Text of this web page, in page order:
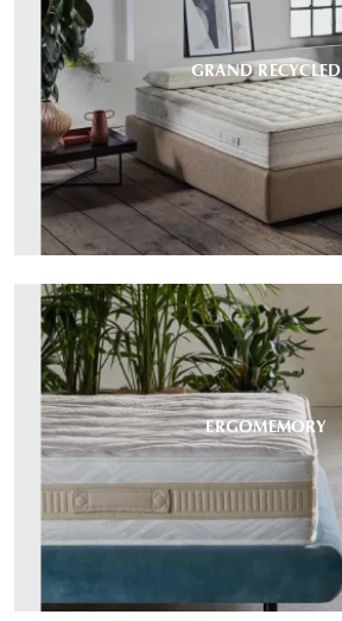
GRAND RECYCLED
ERGOMEMORY